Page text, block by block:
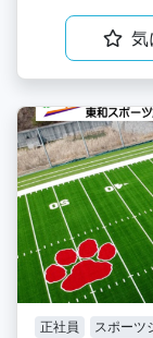
気
正社員 スポーツ